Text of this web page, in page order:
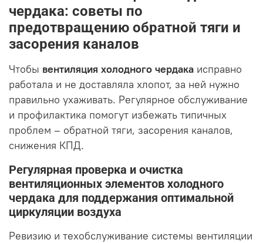
чердака: советы по
предотвращению обратной тяги и
засорения каналов
Чтобы вентиляция холодного чердака исправно
работала и не доставляла хлопот, за ней нужно
правильно ухаживать. Регулярное обслуживание
и профилактика помогут избежать типичных
проблем – обратной тяги, засорения каналов,
снижения КПД.
Регулярная проверка и очистка
вентиляционных элементов холодного
чердака для поддержания оптимальной
циркуляции воздуха
Ревизию и техобслуживание системы вентиляции